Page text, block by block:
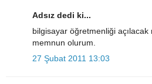
Adsız dedi ki...
bilgisayar öğretmenliği açılacak
memnun olurum.
27 Şubat 2011 13:03